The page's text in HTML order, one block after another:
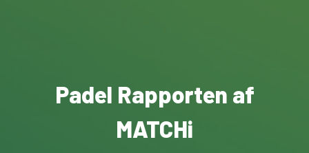
Padel Rapporten af
MATCHi